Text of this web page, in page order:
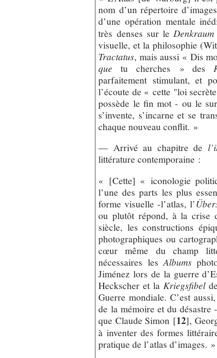
nom d’un répertoire
d’une opération mentale
très denses sur le Denkraum
visuelle, et la philosophie
Tractatus, mais aussi « Dis
que tu cherches » des
parfaitement stimulant, et
l’écoute de « cette "loi
possède le fin mot - ou le
s’invente, s’incarne et se
chaque nouveau conflit. »
— Arrivé au chapitre de
littérature contemporaine :
« [Cette] « iconologie
l’une des parts les plus
forme visuelle -l’atlas, l’
ou plutôt répond, à la
siècle, les constructions
photographiques ou
cœur même du champ
nécessaires les Albums
Jiménez lors de la guerre
Heckscher et la Kriegsfibel
Guerre mondiale. C’est
de la mémoire et du
que Claude Simon [12],
à inventer des formes
pratique de l’atlas d’images.